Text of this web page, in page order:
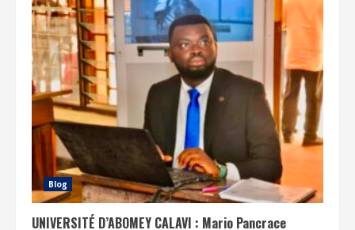
Blog
UNIVERSITÉ D’ABOMEY CALAVI : Mario Pancrace